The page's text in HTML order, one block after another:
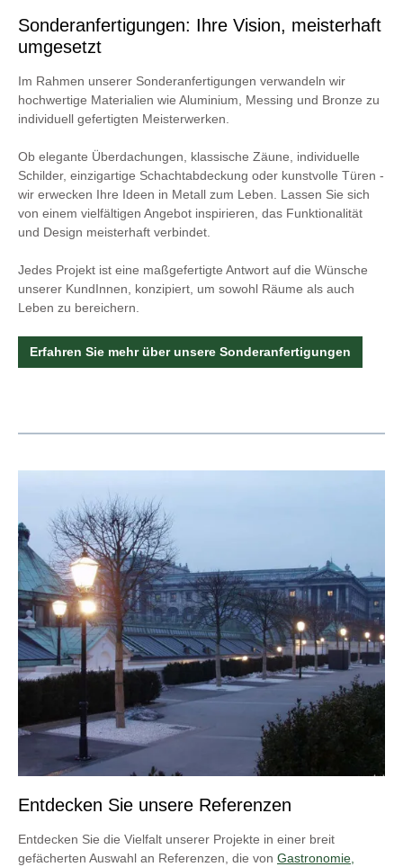
Sonderanfertigungen: Ihre Vision, meisterhaft
umgesetzt
Im Rahmen unserer Sonderanfertigungen verwandeln wir
hochwertige Materialien wie Aluminium, Messing und Bronze zu
individuell gefertigten Meisterwerken.
Ob elegante Überdachungen, klassische Zäune, individuelle
Schilder, einzigartige Schachtabdeckung oder kunstvolle Türen -
wir erwecken Ihre Ideen in Metall zum Leben. Lassen Sie sich
von einem vielfältigen Angebot inspirieren, das Funktionalität
und Design meisterhaft verbindet.
Jedes Projekt ist eine maßgefertigte Antwort auf die Wünsche
unserer KundInnen, konzipiert, um sowohl Räume als auch
Leben zu bereichern.
Erfahren Sie mehr über unsere Sonderanfertigungen
Entdecken Sie unsere Referenzen
Entdecken Sie die Vielfalt unserer Projekte in einer breit
gefächerten Auswahl an Referenzen, die von Gastronomie,